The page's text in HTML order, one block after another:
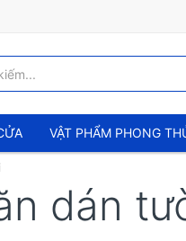
VẬT PHẨM PHONG
dán